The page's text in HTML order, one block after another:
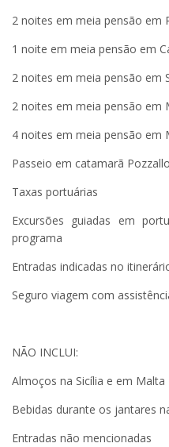
2 noites em meia pensão em
1 noite em meia pensão em
2 noites em meia pensão em
2 noites em meia pensão em
4 noites em meia pensão em
Passeio em catamarã
Taxas portuárias
Excursões guiadas em
programa
Entradas indicadas no
Seguro viagem com
NÃO INCLUI:
Almoços na Sicília e em Malta
Bebidas durante os jantares
Entradas não mencionadas